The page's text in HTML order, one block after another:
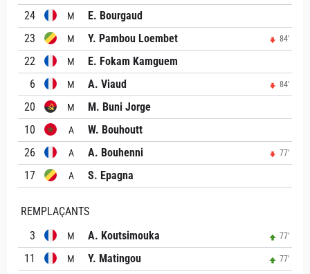
24 M
E. Bourgaud
23
M Y. Pambou Loembet 84'
22 M
E. Fokam Kamguem
6
M A. Viaud 84'
20 M
M. Buni Jorge
10
A
W. Bouhoutt
26
A A. Bouhenni 77'
17 A S. Epagna
REMPLAÇANTS
3
M A. Koutsimouka 77'
11 M Y. Matingou 77'